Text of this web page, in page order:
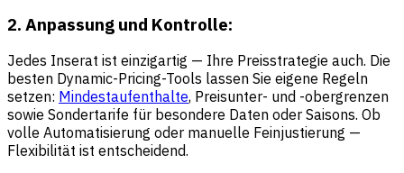
2. Anpassung und Kontrolle:
Jedes Inserat ist einzigartig — Ihre Preisstrategie auch. Die
besten Dynamic-Pricing-Tools lassen Sie eigene Regeln
setzen: Mindestaufenthalte, Preisunter- und -obergrenzen
sowie Sondertarife für besondere Daten oder Saisons. Ob
volle Automatisierung oder manuelle Feinjustierung —
Flexibilität ist entscheidend.